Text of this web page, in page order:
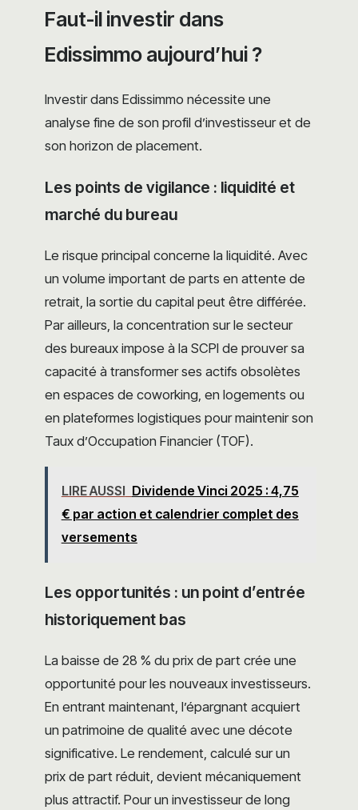
Faut-il investir dans
Edissimmo aujourd’hui ?
Investir dans Edissimmo nécessite une
analyse fine de son profil d’investisseur et de
son horizon de placement.
Les points de vigilance : liquidité et
marché du bureau
Le risque principal concerne la liquidité. Avec
un volume important de parts en attente de
retrait, la sortie du capital peut être différée.
Par ailleurs, la concentration sur le secteur
des bureaux impose à la SCPI de prouver sa
capacité à transformer ses actifs obsolètes
en espaces de coworking, en logements ou
en plateformes logistiques pour maintenir son
Taux d’Occupation Financier (TOF).
LIRE AUSSI Dividende Vinci 2025 : 4,75
€ par action et calendrier complet des
versements
Les opportunités : un point d’entrée
historiquement bas
La baisse de 28 % du prix de part crée une
opportunité pour les nouveaux investisseurs.
En entrant maintenant, l’épargnant acquiert
un patrimoine de qualité avec une décote
significative. Le rendement, calculé sur un
prix de part réduit, devient mécaniquement
plus attractif. Pour un investisseur de long